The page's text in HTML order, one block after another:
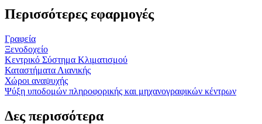
Περισσότερες εφαρμογές
Γραφεία
Ξενοδοχείο
Κεντρικό Σύστημα Κλιματισμού
Καταστήματα Λιανικής
Χώροι αναψυχής
Ψύξη υποδομών πληροφορικής και μηχανογραφικών κέντρων
Δες περισσότερα